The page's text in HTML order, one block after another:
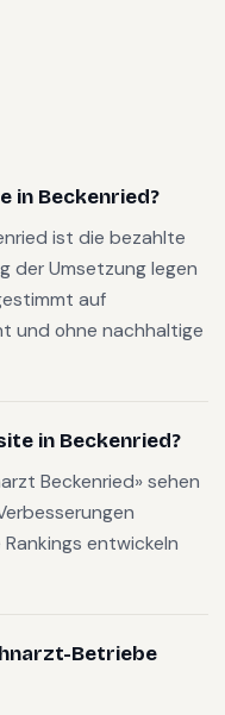
in Beckenried?
ist die bezahlte
der Umsetzung legen
auf
und ohne nachhaltige
in Beckenried?
Beckenried» sehen
entwickeln
Betriebe